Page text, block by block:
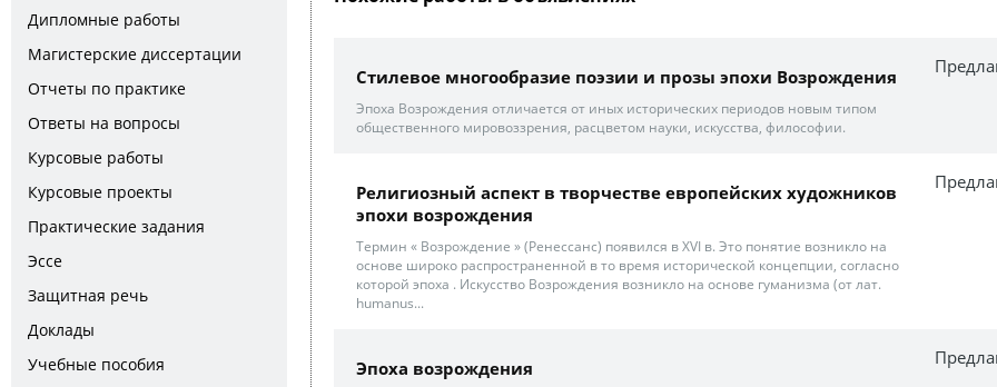
Дипломные работы
Магистерские диссертации
Отчеты по практике
Ответы на вопросы
Курсовые работы
Курсовые проекты
Практические задания
Эссе
Защитная речь
Доклады
Учебные пособия
Стилевое многообразие поэзии и прозы эпохи Возрождения
Эпоха Возрождения отличается от иных исторических периодов новым типом
общественного мировоззрения, расцветом науки, искусства, философии.
Религиозный аспект в творчестве европейских художников
эпохи возрождения
Термин « Возрождение » (Ренессанс) появился в XVI в. Это понятие возникло на
основе широко распространенной в то время исторической концепции, согласно
которой эпоха . Искусство Возрождения возникло на основе гуманизма (от лат.
humanus...
Эпоха возрождения